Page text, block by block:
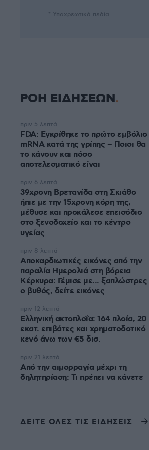
* Υποχρεωτικά πεδία
ΡΟΗ ΕΙΔΗΣΕΩΝ
FDA: Εγκρίθηκε το πρώτο εμβόλιο
mRNA κατά της γρίπης – Ποιοι θα
το κάνουν και πόσο
αποτελεσματικό είναι
πριν 5 λεπτά
39χρονη Βρετανίδα στη Σκιάθο
ήπιε με την 15χρονη κόρη της,
μέθυσε και προκάλεσε επεισόδιο
στο ξενοδοχείο και το κέντρο
υγείας
πριν 6 λεπτά
Αποκαρδιωτικές εικόνες από την
παραλία Ημερολιά στη βόρεια
Κέρκυρα: Γέμισε με... ξαπλώστρες
ο βυθός, δείτε εικόνες
πριν 8 λεπτά
Ελληνική ακτοπλοΐα: 164 πλοία, 20
εκατ. επιβάτες και χρηματοδοτικό
κενό άνω των €5 δισ.
πριν 12 λεπτά
Από την αιμορραγία μέχρι τη
δηλητηρίαση: Τι πρέπει να κάνετε
πριν 21 λεπτά
ΔΕΙΤΕ ΟΛΕΣ ΤΙΣ ΕΙΔΗΣΕΙΣ